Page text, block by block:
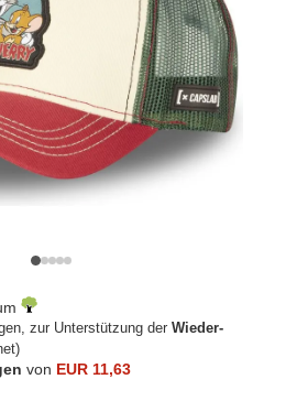
zur Unterstützung der Wieder-
von EUR 11,63